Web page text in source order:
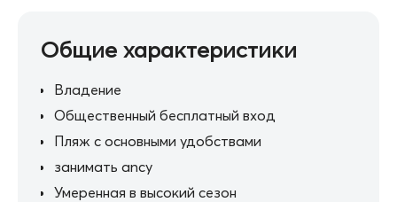
Общие характеристики
Владение
Общественный бесплатный вход
Пляж с основными удобствами
занимать ancy
Умеренная в высокий сезон